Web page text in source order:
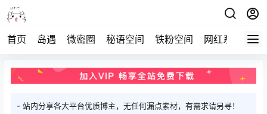
首页 岛遇 微密圈 秘语空间 铁粉空间 网红系列 打
- 站内分享各大平台优质博主，无任何漏点素材，有需求请另寻！